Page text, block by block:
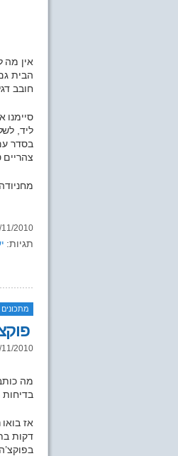
אין מה
הבית
חובב
ליד,
בסדר
צהריים
מחניודה, בית יעקב
2010
תגיות:
מתכונים
2010
מה
אז
דקות